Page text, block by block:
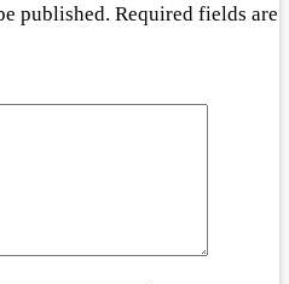
published. Required fields are